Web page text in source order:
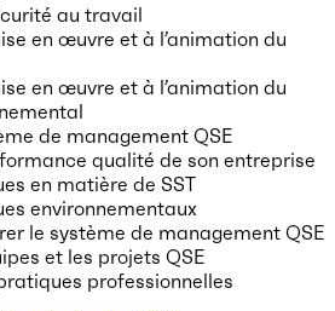
au travail
en œuvre et à l’animation du
en œuvre et à l’animation du
de management QSE
qualité de son entreprise
en matière de SST
environnementaux
le système de management QSE
et les projets QSE
professionnelles